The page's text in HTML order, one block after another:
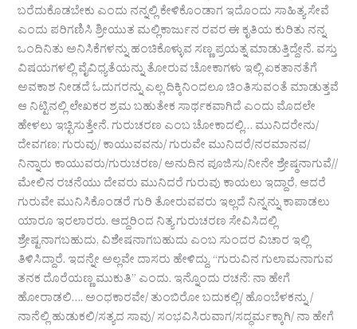
ಬರೆದುಕೊಡಬೇಕು ಎಂದು ನನ್ನಲ್ಲಿ ಕೇಳಿಕೊಂಡಾಗ ಇದೊಂದು ಸಾಹಿತ್ಯ ಸೇವೆ
ಎಂದು ಪರಿಗಣಿಸಿ ಶ್ರೀಯುತ ಮಲ್ಲಿಕಾರ್ಜುನ ರವರ ಈ ಕೃತಿಯ ಕುರಿತು ನನ್ನ
ಒಂದಿನಿತು ಅನಿಸಿಕೆಗಳನ್ನು ಹಂಚಿಕೊಳ್ಳುವ ಸಣ್ಣ ಪ್ರಯತ್ನ ಮಾಡುತ್ತಿದ್ದೇನೆ. ವಸ್ತು
ವಿಷಯಗಳಲ್ಲಿ ವೈವಿಧ್ಯತೆಯನ್ನು ತೋರುವ ಚೋಕಾಗಳು ಇಲ್ಲಿ ಏಕತಾನತೆಗೆ
ಅವಕಾಶ ನೀಡದೆ ಓದುಗರನ್ನು ಎಲ್ಲ ದಿಕ್ಕಿನಿಂದಲೂ ಚಿಂತಿಸುವಂತೆ ಮಾಡುತ್ತವೆ
ಆ ನಿಟ್ಟಿನಲ್ಲಿ ಲೇಖಕರ ಶ್ರಮ ಬಹುತೇಕ ಸಾರ್ಥಕವಾಗಿದೆ ಎಂದು ಮೊದಲೇ
ಹೇಳಲು ಇಚ್ಛಿಸುತ್ತೇನೆ. ಗುರುಚರಣ ಎಂಬ ಚೋಕಾದಲ್ಲಿ… ಮುನಿದರೇನು/
ದೇವಗಣ; ಗುರುವು/ ಕಾಯುವವನು/ ಗುರುವೇ ಮುನಿದರೆ/ನರಮಾನವ/
ನಿನ್ನಾರು ಕಾಯುವರು/ಗುರುಚರಣ/ ಅನುದಿನ ಪೂಜಿಸು/ನೀನೇ ಶ್ರೇಷ್ಠನಾಗುವೆ//
ಮೇಲಿನ ರಚನೆಯು ದೇವರು ಮುನಿದರೆ ಗುರುವು ಕಾಯಲು ಇದ್ದಾರೆ, ಆದರೆ
ಗುರುವೇ ಮುನಿಸಿಕೊಂಡರೆ ಗುರಿ ತೋರುವವರು ಇಲ್ಲದೆ ನಿನ್ನನ್ನು ಕಾಪಾಡಲು
ಯಾರೂ ಇರಲಾರರು. ಆದ್ದರಿಂದ ನಿತ್ಯ ಗುರುಚರಣ ಸೇವಿಸಿದಲ್ಲಿ
ಶ್ರೇಷ್ಟನಾಗಬಹುದು, ವಿಶೇಷನಾಗಬಹುದು ಎಂಬ ಸುಂದರ ವಿಚಾರ ಇಲ್ಲಿ
ತಿಳಿಸಿದ್ದಾರೆ. ಇದನ್ನೇ ಅಲ್ಲವೇ ದಾಸರು ಹೇಳಿದ್ದು, “ಗುರುವಿನ ಗುಲಾಮನಾಗುವ
ತನಕ ದೊರೆಯಣ್ಣ ಮುಕುತಿ” ಎಂದು. ಇನ್ನೊಂದು ರಚನೆ: ನಾ ಹೇಗೆ
ಹೋರಾಡಲಿ…. ಅಂಧಕಾರವೇ/ ತುಂಬಿರೋ ಬದುಕಲ್ಲಿ/ ಹೊಂಬೆಳಕನ್ನು /
ನಾನೆಲ್ಲಿ ಹುಡುಕಲಿ/ಸತ್ಯದ ಸಾವು/ ಸಂಭವಿಸಿರುವಾಗ/ಸದ್ಧರ್ಮಕ್ಕಾಗಿ/ ನಾ ಹೇಗೆ